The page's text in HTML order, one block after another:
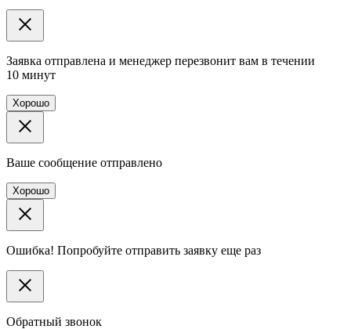
Заявка отправлена и менеджер перезвонит вам в течении
10 минут
Хорошо
Ваше сообщение отправлено
Хорошо
Ошибка! Попробуйте отправить заявку еще раз
Обратный звонок